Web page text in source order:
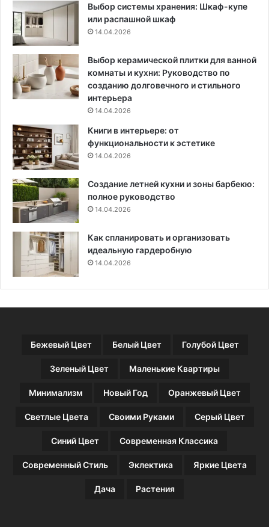
д
и
з
й
н
-
ш
е
н
и
й
Выбор системы хранения: Шкаф-купе
или распашной шкаф
14.04.2026
Выбор керамической плитки для ванной
комнаты и кухни: Руководство по
созданию долговечного и стильного
интерьера
14.04.2026
Книги в интерьере: от
функциональности к эстетике
14.04.2026
Создание летней кухни и зоны барбекю:
полное руководство
14.04.2026
Как спланировать и организовать
идеальную гардеробную
14.04.2026
Бежевый Цвет Белый Цвет Голубой Цвет
Зеленый Цвет Маленькие Квартиры
Минимализм Новый Год Оранжевый Цвет
Светлые Цвета Своими Руками Серый Цвет
Синий Цвет Современная Классика
Современный Стиль Эклектика Яркие Цвета
Дача Растения